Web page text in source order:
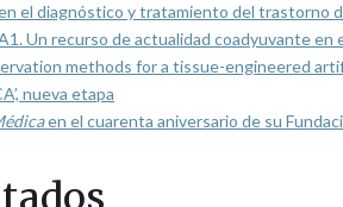
el diagnóstico y tratamiento del trastorno
Un recurso de actualidad coadyuvante
methods for a tissue-engineered
nueva etapa
en el cuarenta aniversario de su